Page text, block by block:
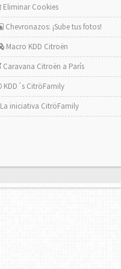
Eliminar Cookies
Chevronazos: ¡Sube tus fotos!
Macro KDD Citroën
Caravana Citroën a París
KDD´s CitröFamily
La iniciativa CitröFamily